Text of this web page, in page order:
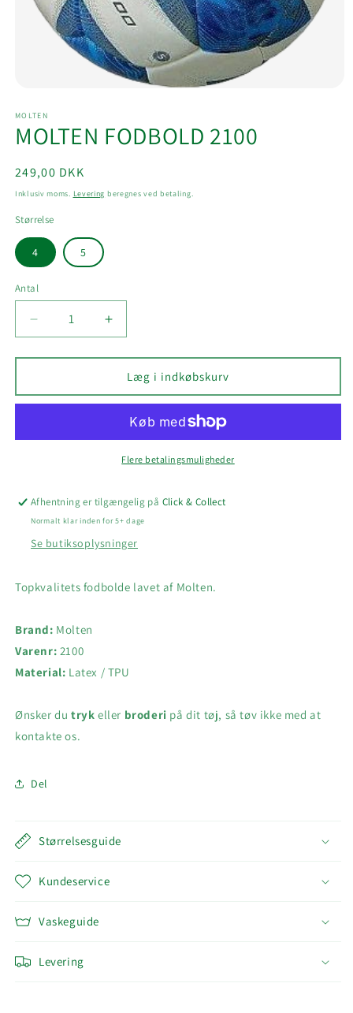
1
modus
MOLTEN
MOLTEN FODBOLD 2100
Normalpris
249,00 DKK
Inklusiv moms. Levering beregnes ved betaling.
Størrelse
4 5
Antal
Reducer
antallet
for
FODBOLD
2100
Øg
antallet
for
MOLTEN
FODBOLD
2100
Læg i indkøbskurv
Flere betalingsmuligheder
Afhentning er tilgængelig på Click & Collect
Normalt klar inden for 5+ dage
Se butiksoplysninger
Topkvalitets fodbolde lavet af Molten.
Brand: Molten
Varenr: 2100
Material: Latex / TPU
Ønsker du tryk eller broderi på dit tøj, så tøv ikke med at
kontakte os.
Del
Størrelsesguide
Kundeservice
Vaskeguide
Levering